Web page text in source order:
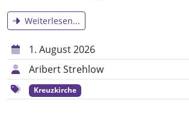
Weiterlesen...
1. August 2026
Aribert Strehlow
Kreuzkirche